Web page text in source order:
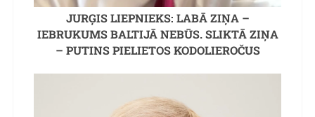
JURĢIS LIEPNIEKS: LABĀ ZIŅA –
IEBRUKUMS BALTIJĀ NEBŪS. SLIKTĀ ZIŅA
– PUTINS PIELIETOS KODOLIEROČUS